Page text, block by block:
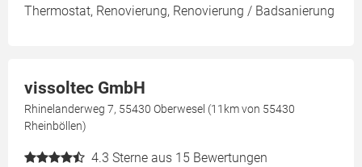
Thermostat, Renovierung, Renovierung / Badsanierung
vissoltec GmbH
Rhinelanderweg 7, 55430 Oberwesel (11km von 55430
Rheinböllen)
4.3 Sterne aus 15 Bewertungen